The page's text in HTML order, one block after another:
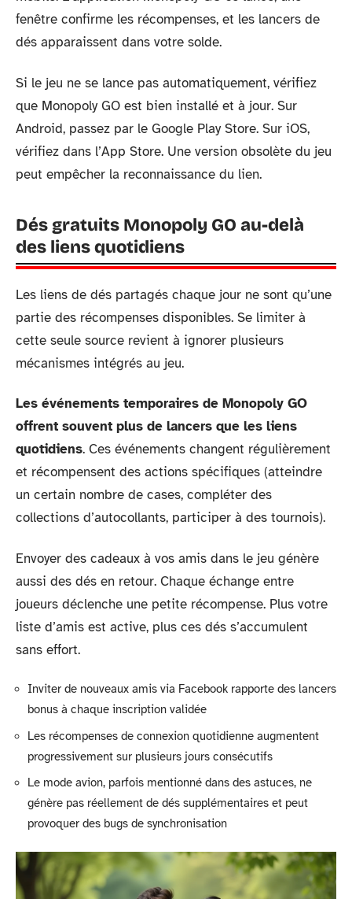
fenêtre confirme les récompenses, et les lancers de
dés apparaissent dans votre solde.
Si le jeu ne se lance pas automatiquement, vérifiez
que Monopoly GO est bien installé et à jour. Sur
Android, passez par le Google Play Store. Sur iOS,
vérifiez dans l’App Store. Une version obsolète du jeu
peut empêcher la reconnaissance du lien.
Dés gratuits Monopoly GO au-delà
des liens quotidiens
Les liens de dés partagés chaque jour ne sont qu’une
partie des récompenses disponibles. Se limiter à
cette seule source revient à ignorer plusieurs
mécanismes intégrés au jeu.
Les événements temporaires de Monopoly GO
offrent souvent plus de lancers que les liens
quotidiens. Ces événements changent régulièrement
et récompensent des actions spécifiques (atteindre
un certain nombre de cases, compléter des
collections d’autocollants, participer à des tournois).
Envoyer des cadeaux à vos amis dans le jeu génère
aussi des dés en retour. Chaque échange entre
joueurs déclenche une petite récompense. Plus votre
liste d’amis est active, plus ces dés s’accumulent
sans effort.
Inviter de nouveaux amis via Facebook rapporte des lancers
bonus à chaque inscription validée
Les récompenses de connexion quotidienne augmentent
progressivement sur plusieurs jours consécutifs
Le mode avion, parfois mentionné dans des astuces, ne
génère pas réellement de dés supplémentaires et peut
provoquer des bugs de synchronisation